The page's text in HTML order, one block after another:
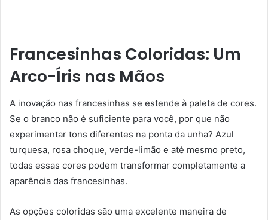
Francesinhas Coloridas: Um
Arco-Íris nas Mãos
A inovação nas francesinhas se estende à paleta de cores.
Se o branco não é suficiente para você, por que não
experimentar tons diferentes na ponta da unha? Azul
turquesa, rosa choque, verde-limão e até mesmo preto,
todas essas cores podem transformar completamente a
aparência das francesinhas.
As opções coloridas são uma excelente maneira de